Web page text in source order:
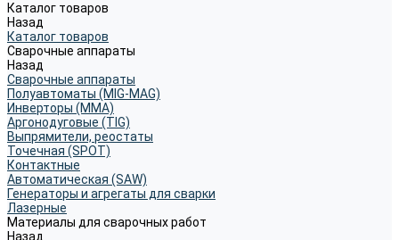
Каталог товаров
Назад
Каталог товаров
Сварочные аппараты
Назад
Сварочные аппараты
Полуавтоматы (MIG-MAG)
Инверторы (MMA)
Аргонодуговые (TIG)
Выпрямители, реостаты
Точечная (SPOT)
Контактные
Автоматическая (SAW)
Генераторы и агрегаты для сварки
Лазерные
Материалы для сварочных работ
Назад